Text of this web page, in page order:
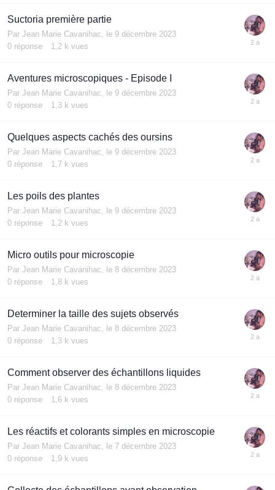
Suctoria première partie
Par Jean Marie Cavanihac, le 9 décembre 2023
0 réponse 1,2 k vues
Aventures microscopiques - Episode I
Par Jean Marie Cavanihac, le 9 décembre 2023
0 réponse 1,3 k vues
Quelques aspects cachés des oursins
Par Jean Marie Cavanihac, le 9 décembre 2023
0 réponse 1,7 k vues
Les poils des plantes
Par Jean Marie Cavanihac, le 9 décembre 2023
0 réponse 1,2 k vues
Micro outils pour microscopie
Par Jean Marie Cavanihac, le 8 décembre 2023
0 réponse 1,8 k vues
Determiner la taille des sujets observés
Par Jean Marie Cavanihac, le 8 décembre 2023
0 réponse 1,3 k vues
Comment observer des échantillons liquides
Par Jean Marie Cavanihac, le 8 décembre 2023
0 réponse 1,6 k vues
Les réactifs et colorants simples en microscopie
Par Jean Marie Cavanihac, le 7 décembre 2023
0 réponse 1,9 k vues